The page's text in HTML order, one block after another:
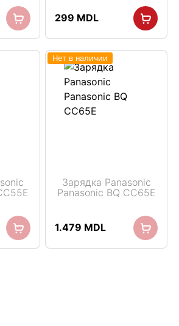
299 MDL
Нет в наличии
Зарядка Panasonic
Panasonic BQ CC65E
1.479 MDL